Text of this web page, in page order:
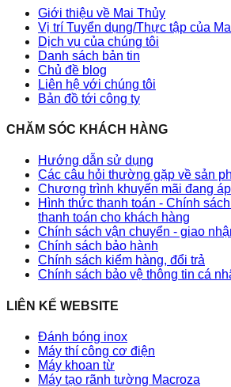
Giới thiệu về Mai Thủy
Vị trí Tuyển dụng/Thực tập của
Dịch vụ của chúng tôi
Danh sách bản tin
Chủ đề blog
Liên hệ với chúng tôi
Bản đồ tới công ty
CHĂM SÓC KHÁCH HÀNG
Hướng dẫn sử dụng
Các câu hỏi thường gặp về sản
Chương trình khuyến mãi đang
Hình thức thanh toán - Chính
thanh toán cho khách hàng
Chính sách vận chuyển - giao
Chính sách bảo hành
Chính sách kiểm hàng, đổi trả
Chính sách bảo vệ thông tin cá
LIÊN KẾ WEBSITE
Đánh bóng inox
Máy thí công cơ điện
Máy khoan từ
Máy tạo rãnh tường Macroza